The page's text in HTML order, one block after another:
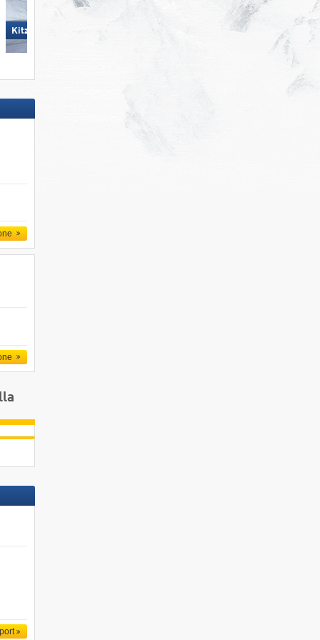
KitzSki - Kitzbühel/​Kirchberg Plan de Corones